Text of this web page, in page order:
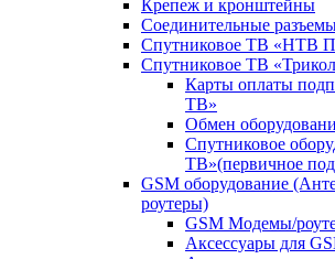
Крепеж и кронштейны
Соединительные
Спутниковое ТВ «НТВ
Спутниковое ТВ
Карты оплаты
ТВ»
Обмен
Спутниковое
ТВ»(первичное
GSM оборудование
роутеры)
GSM Модемы/
Аксессуары для